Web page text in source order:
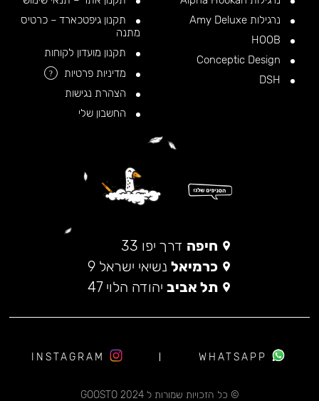
נרגילות Amy Deluxe
תקנון גיפטכארד – כרטיס
מתנה
תקנון מועדון לקוחות
מדיניות פרטיות
?
הצהרת נגישות
החשבון שלי
חיפה דרך יפו 33
כרמיאל נשיאי ישראל 9
תל אביב יהודה הלוי 47
© כל הזכויות שמורות ל 2024 GOOSTO
WHATSAPP
INSTAGRAM